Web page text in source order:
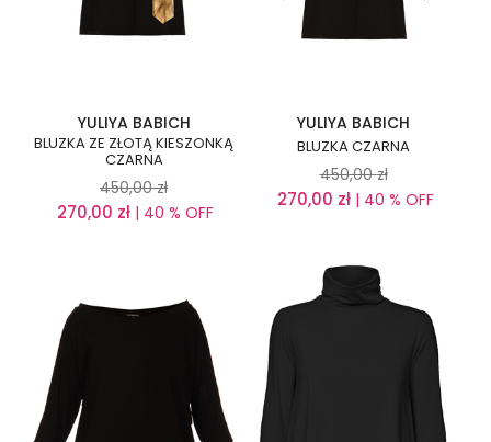
YULIYA BABICH
BLUZKA ZE ZŁOTĄ KIESZONKĄ
CZARNA
450,00 zł
270,00 zł | 40 % OFF
YULIYA BABICH
BLUZKA CZARNA
450,00 zł
270,00 zł| 40 % OFF